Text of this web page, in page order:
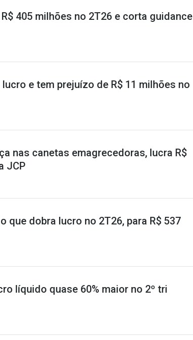
R$ 405 milhões no 2T26 e corta guidance
e tem prejuízo de R$ 11 milhões no
nas canetas emagrecedoras, lucra R$
JCP
que dobra lucro no 2T26, para R$ 537
líquido quase 60% maior no 2º tri